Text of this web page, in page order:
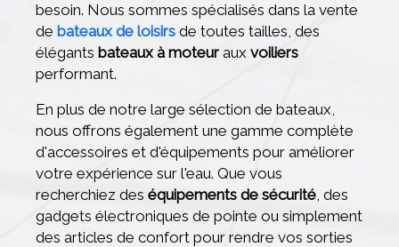
besoin. Nous sommes spécialisés dans la vente
de bateaux de loisirs de toutes tailles, des
élégants bateaux à moteur aux voiliers
performant.
En plus de notre large sélection de bateaux,
nous offrons également une gamme complète
d'accessoires et d'équipements pour améliorer
votre expérience sur l'eau. Que vous
recherchiez des équipements de sécurité, des
gadgets électroniques de pointe ou simplement
des articles de confort pour rendre vos sorties